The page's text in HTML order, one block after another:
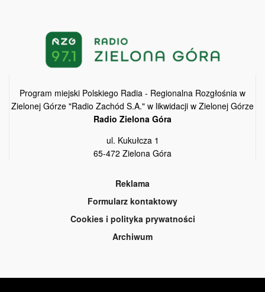
Program miejski Polskiego Radia - Regionalna Rozgłośnia w
Zielonej Górze "Radio Zachód S.A." w likwidacji w Zielonej Górze
Radio Zielona Góra
ul. Kukułcza 1
65-472 Zielona Góra
Reklama
Formularz kontaktowy
Cookies i polityka prywatności
Archiwum